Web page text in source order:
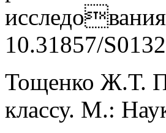
10.31857/
Тощенко Ж.Т.
классу. М.: